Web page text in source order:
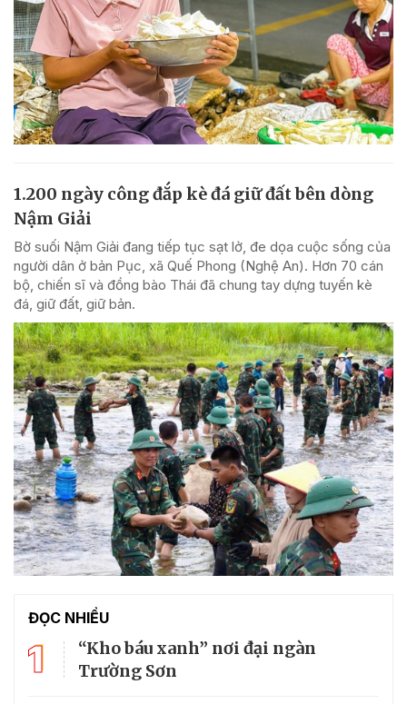
1.200 ngày công đắp kè đá giữ đất bên dòng
Nậm Giải
Bờ suối Nậm Giải đang tiếp tục sạt lở, đe dọa cuộc sống của
người dân ở bản Pục, xã Quế Phong (Nghệ An). Hơn 70 cán
bộ, chiến sĩ và đồng bào Thái đã chung tay dựng tuyến kè
đá, giữ đất, giữ bản.
ĐỌC NHIỀU
1
“Kho báu xanh” nơi đại ngàn
Trường Sơn